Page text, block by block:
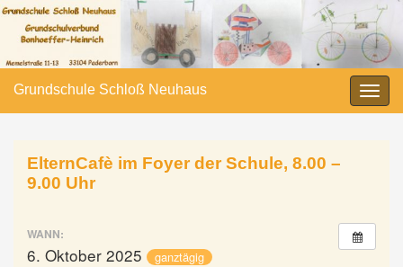
Grundschule Schloß Neuhaus
ElternCafè im Foyer der Schule, 8.00 –
9.00 Uhr
WANN:
6. Oktober 2025 ganztägig